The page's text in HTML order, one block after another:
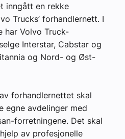
inngått en rekke
Trucks’ forhandlernett. I
har Volvo Truck-
Interstar, Cabstar og
og Nord- og Øst-
forhandlernettet skal
egne avdelinger med
forretningene. Det skal
av profesjonelle